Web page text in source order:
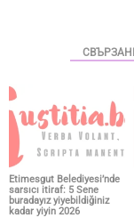
Etimesgut Belediyesi’nde
sarsıcı itiraf: 5 Sene
buradayız yiyebildiğiniz
kadar yiyin 2026